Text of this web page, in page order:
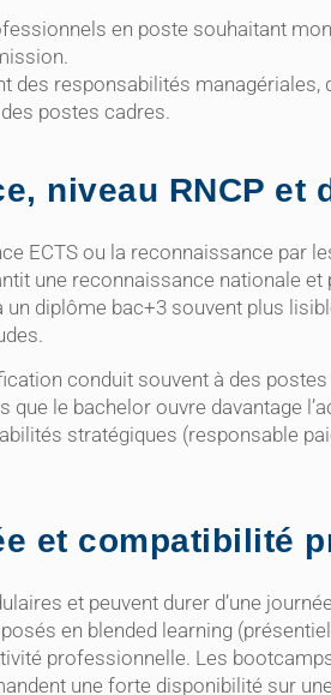
en poste souhaitant
des responsabilités
postes cadres.
niveau RNCP et
ECTS ou la reconnaissance
une reconnaissance nationale
un diplôme bac+3 souvent plus
conduit souvent à des
que le bachelor ouvre davantage
stratégiques (responsable
et compatibilité
et peuvent durer d’une
en blended learning
professionnelle. Les
une forte disponibilité sur